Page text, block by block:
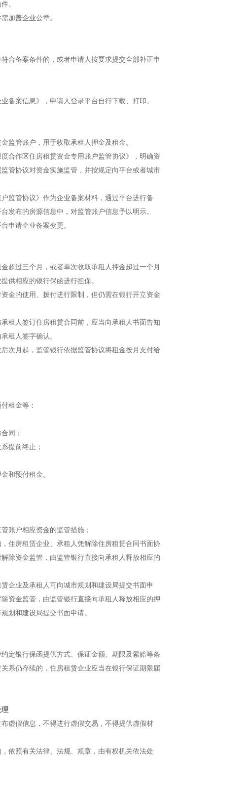
。
加盖企业公章。
备案条件的，或者申请人按要求提交全部补正申
案信息》，申请人登录平台自行下载、打印。
管账户，用于收取承租人押金及租金。
作区住房租赁资金专用账户监管协议》，明确资
管协议对资金实施监管，并按规定向平台或者城市
管协议》作为企业备案材料，通过平台进行备
发布的房源信息中，对监管账户信息予以明示。
申请企业备案变更。
过三个月，或者单次收取承租人押金超过一个月
供相应的银行保函进行担保。
的使用、拨付进行限制，但仍需在银行开立资金
人签订住房租赁合同前，应当向承租人书面告知
租人签字确认。
月起，监管银行依据监管协议将租金按月支付给
租金等：
同；
提前终止；
和预付租金。
账户相应资金的监管措施；
房租赁企业、承租人凭解除住房租赁合同书面协
除资金监管，由监管银行直接向承租人释放相应的
业及承租人可向城市规划和建设局提交书面申
资金监管，由监管银行直接向承租人释放相应的押
划和建设局提交书面申请。
银行保函提供方式、保证金额、期限及索赔等条
系仍存续的，住房租赁企业应当在银行保证期限届
理
假信息，不得进行虚假交易，不得提供虚假材
照有关法律、法规、规章，由有权机关依法处